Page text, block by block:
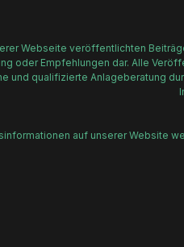
Webseite veröffentlichten
oder Empfehlungen dar. Alle
und qualifizierte Anlageberatung
auf unserer Website